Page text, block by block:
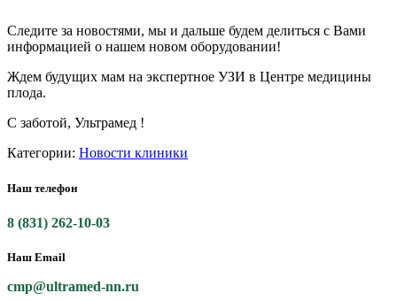
Следите за новостями, мы и дальше будем делиться с Вами
информацией о нашем новом оборудовании!
Ждем будущих мам на экспертное УЗИ в Центре медицины
плода.
С заботой, Ультрамед !
Категории: Новости клиники
Наш телефон
8 (831) 262-10-03
Наш Email
cmp@ultramed-nn.ru